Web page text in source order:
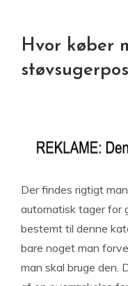
Hvor køber
Der findes rigtigt
automatisk tager for
bestemt til denne
bare noget man
man skal bruge den.